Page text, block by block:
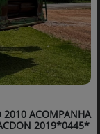
2010 ACOMPANHA
2019*0445*